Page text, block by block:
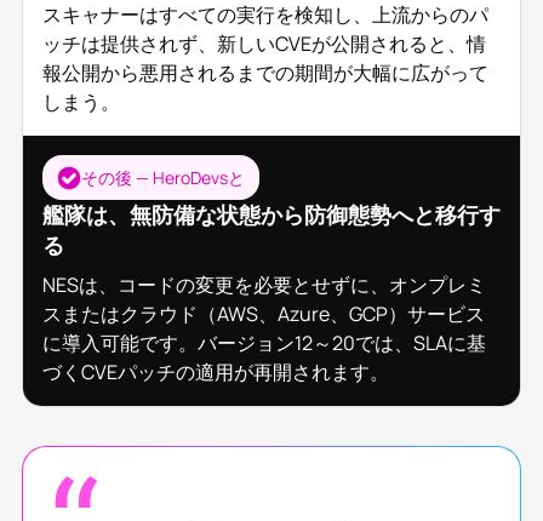
スキャナーはすべての実行を検知し、上流からのパ
ッチは提供されず、新しいCVEが公開されると、情
報公開から悪用されるまでの期間が大幅に広がって
しまう。
その後 — HeroDevsと
艦隊は、無防備な状態から防御態勢へと移行す
る
NESは、コードの変更を必要とせずに、オンプレミ
スまたはクラウド（AWS、Azure、GCP）サービス
に導入可能です。バージョン12～20では、SLAに基
づくCVEパッチの適用が再開されます。